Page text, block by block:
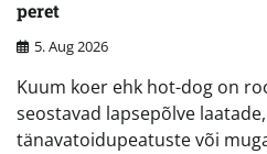
peret
5. Aug 2026
Kuum koer ehk hot-dog on
seostavad lapsepõlve
tänavatoidupeatuste või